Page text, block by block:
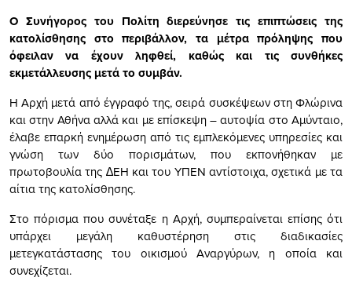
Ο Συνήγορος του Πολίτη διερεύνησε τις επιπτώσεις της
κατολίσθησης στο περιβάλλον, τα µέτρα πρόληψης που
όφειλαν να έχουν ληφθεί, καθώς και τις συνθήκες
εκµετάλλευσης µετά το συµβάν.
Η Αρχή µετά από έγγραφό της, σειρά συσκέψεων στη Φλώρινα
και στην Αθήνα αλλά και µε επίσκεψη – αυτοψία στο Αµύνταιο,
έλαβε επαρκή ενηµέρωση από τις εµπλεκόµενες υπηρεσίες και
γνώση των δύο πορισµάτων, που εκπονήθηκαν µε
πρωτοβουλία της ∆ΕΗ και του ΥΠΕΝ αντίστοιχα, σχετικά µε τα
αίτια της κατολίσθησης.
Στο πόρισμα που συνέταξε η Αρχή, συμπεραίνεται επίσης ότι
υπάρχει µεγάλη καθυστέρηση στις διαδικασίες
µετεγκατάστασης του οικισµού Αναργύρων, η οποία και
συνεχίζεται.